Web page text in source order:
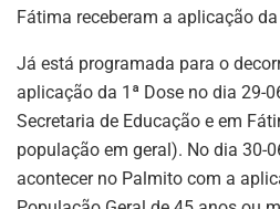
Fátima receberam a aplicação
Já está programada para o
aplicação da 1ª Dose no dia 29-
Secretaria de Educação e em
população em geral). No dia 30-
acontecer no Palmito com a